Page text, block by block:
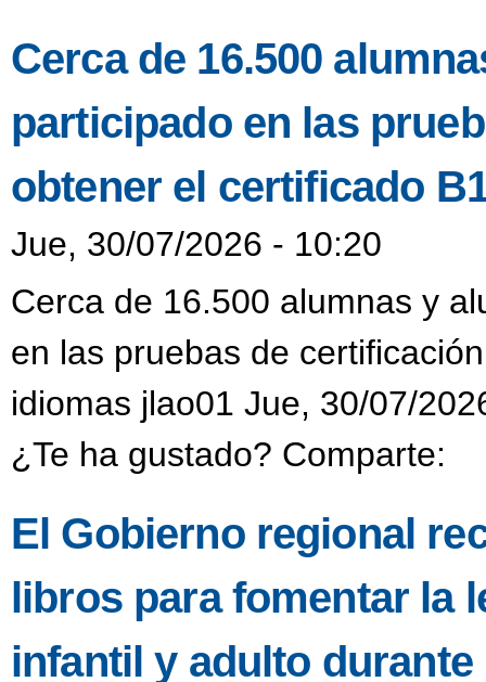
Cerca de 16.500
participado en las
obtener el certificado
Jue, 30/07/2026 - 10:20
Cerca de 16.500 alumnas y
en las pruebas de
idiomas jlao01 Jue, 30/07/
¿Te ha gustado? Comparte:
El Gobierno regional
libros para fomentar la
infantil y adulto